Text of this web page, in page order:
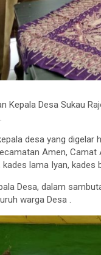
Kepala Desa Sukau
desa yang digelar
Amen,
lama Iyan,
Desa, dalam
warga Desa .